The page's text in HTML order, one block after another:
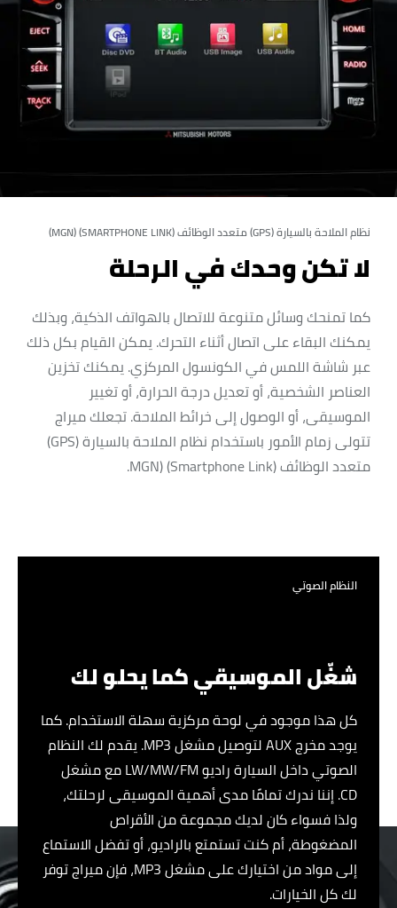
نظام الملاحة بالسيارة (GPS) متعدد الوظائف (SMARTPHONE LINK) (MGN)
لا تكن وحدك في الرحلة
كما تمنحك وسائل متنوعة للاتصال بالهواتف الذكية، وبذلك
يمكنك البقاء على اتصال أثناء التحرك. يمكن القيام بكل ذلك
عبر شاشة اللمس في الكونسول المركزي. يمكنك تخزين
العناصر الشخصية، أو تعديل درجة الحرارة، أو تغيير
الموسيقى، أو الوصول إلى خرائط الملاحة. تجعلك ميراج
تتولى زمام الأمور باستخدام نظام الملاحة بالسيارة (GPS)
متعدد الوظائف (Smartphone Link) (MGN.
النظام الصوتي
شغّل الموسيقي كما يحلو لك
كل هذا موجود في لوحة مركزية سهلة الاستخدام. كما
يوجد مخرج AUX لتوصيل مشغل MP3. يقدم لك النظام
الصوتي داخل السيارة راديو LW/MW/FM مع مشغل
CD. إننا ندرك تمامًا مدى أهمية الموسيقى لرحلتك،
ولذا فسواء كان لديك مجموعة من الأقراص
المضغوطة، أم كنت تستمتع بالراديو، أو تفضل الاستماع
إلى مواد من اختيارك على مشغل MP3، فإن ميراج توفر
لك كل الخيارات.